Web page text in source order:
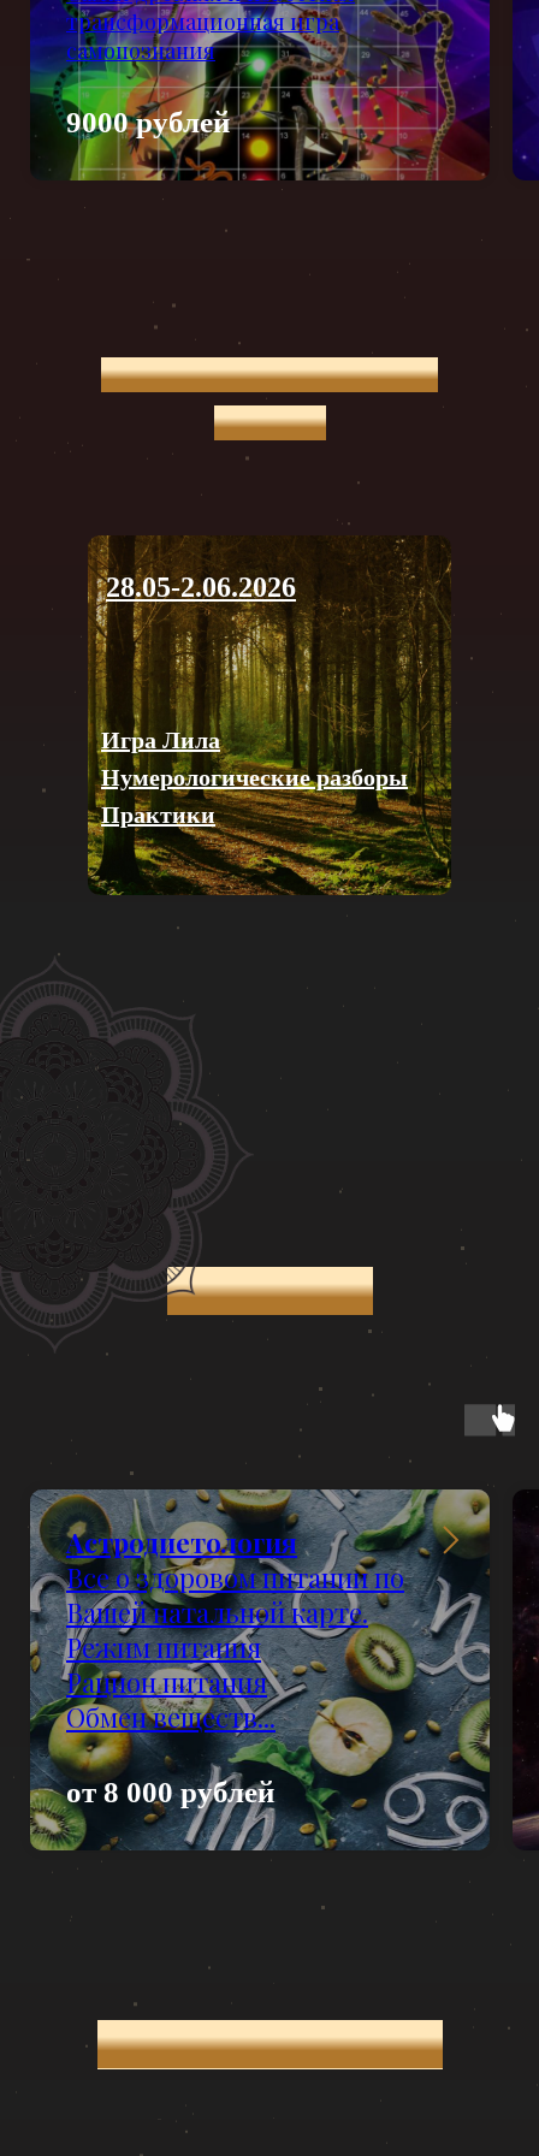
трансформационная игра
самопознания
9000 рублей
Женский Ретрит в Лен.
области
28.05-2.06.2026
Игра Лила
Нумерологические разборы
Практики
Астрология
Астродиетология
Все о здоровом питании по
Вашей натальной карте.
Режим питания
Рацион питания
Обмен веществ...
от 8 000 рублей
Отзывы на Яндексе